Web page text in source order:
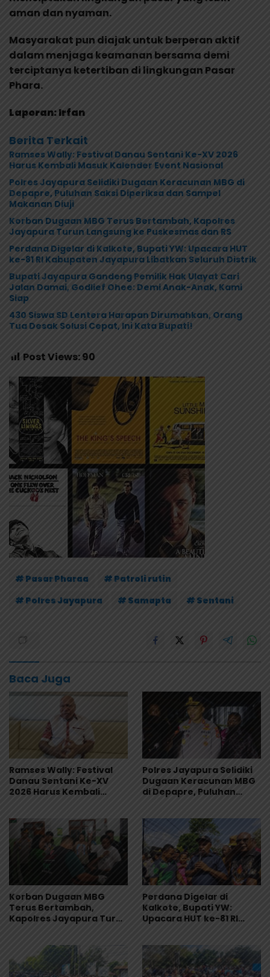
aman dan nyaman.
Masyarakat pun diajak untuk berperan aktif
dalam menjaga keamanan bersama demi
terciptanya ketertiban di lingkungan Pasar
Phara.
Laporan: Irfan
Berita Terkait
Ramses Wally: Festival Danau Sentani Ke-XV 2026
Harus Kembali Masuk Kalender Event Nasional
Polres Jayapura Selidiki Dugaan Keracunan MBG di
Depapre, Puluhan Saksi Diperiksa dan Sampel
Makanan Diuji
Korban Dugaan MBG Terus Bertambah, Kapolres
Jayapura Turun Langsung ke Puskesmas dan RS
Perdana Digelar di Kalkote, Bupati YW: Upacara HUT
ke-81 RI Kabupaten Jayapura Libatkan Seluruh Distrik
Bupati Jayapura Gandeng Pemilik Hak Ulayat Cari
Jalan Damai, Godlief Ohee: Demi Anak-Anak, Kami
Siap
430 Siswa SD Lentera Harapan Dirumahkan, Orang
Tua Desak Solusi Cepat, Ini Kata Bupati!
Post Views:90
# Pasar Pharaa
# Patroli rutin
# Polres Jayapura
# Samapta # Sentani
Baca Juga
Ramses Wally: Festival
Danau Sentani Ke-XV
2026 Harus Kembali
Polres Jayapura Selidiki
Dugaan Keracunan MBG
di Depapre, Puluhan
Korban Dugaan MBG
Terus Bertambah,
Kapolres Jayapura Turun
Perdana Digelar di
Kalkote, Bupati YW:
Upacara HUT ke-81 RI